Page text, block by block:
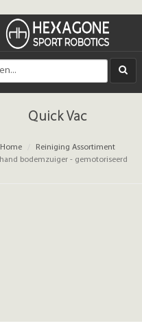
Quick Vac
Home
Reiniging Assortiment
hand bodemzuiger - gemotoriseerd